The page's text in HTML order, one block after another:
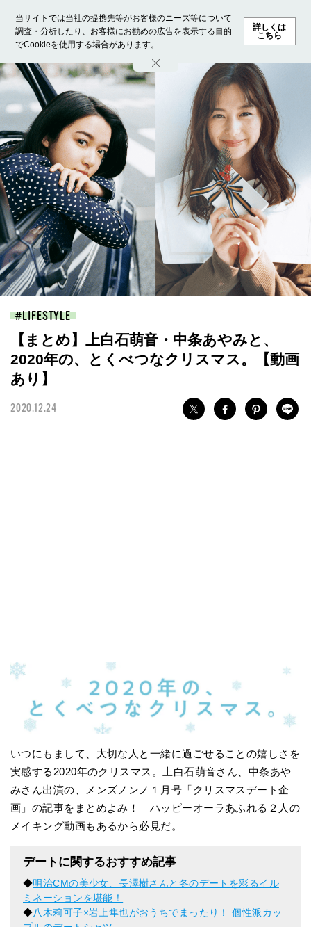
当サイトでは当社の提携先等がお客様のニーズ等について
調査・分析したり、お客様にお勧めの広告を表示する目的
でCookieを使用する場合があります。
詳しくは
こちら
ホーム モデル募集 ランキング ファッション ビューテ
LIFESTYLE
【まとめ】上白石萌音・中条あやみと、
2020年の、とくべつなクリスマス。【動画
あり】
2020.12.24
いつにもまして、大切な人と一緒に過ごせることの嬉しさを
実感する2020年のクリスマス。上白石萌音さん、中条あや
みさん出演の、メンズノンノ１月号「クリスマスデート企
画」の記事をまとめよみ！ ハッピーオーラあふれる２人の
メイキング動画もあるから必見だ。
デートに関するおすすめ記事
◆明治CMの美少女、長澤樹さんと冬のデートを彩るイル
ミネーションを堪能！
◆八木莉可子×岩上隼也がおうちでまったり！ 個性派カッ